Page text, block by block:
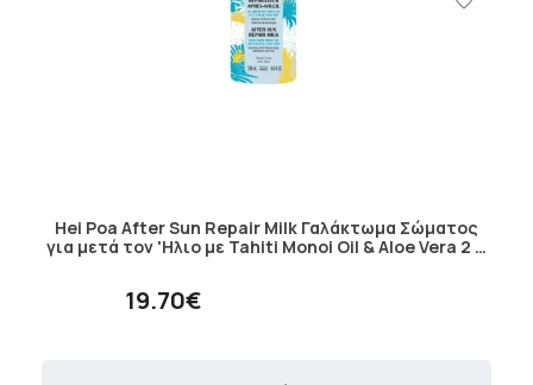
Hei Poa After Sun Repair Milk Γαλάκτωμα Σώματος
για μετά τον 'Ηλιο με Tahiti Monoi Oil & Aloe Vera 2 …
19.70€